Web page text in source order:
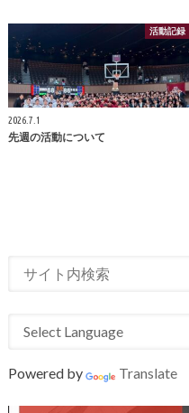
活動記録
2026.7.1
先週の活動について
Powered by Translate